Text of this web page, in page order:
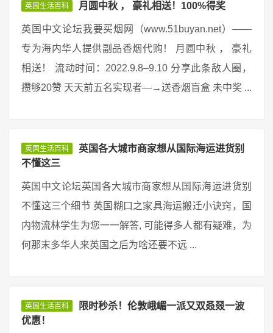
英国生活百科 月圆中秋 ， 豪礼相送！100%得奖
英国中文论坛我要买烟网（www.51buyan.net）——
专为海内华人提供副品香烟代购！ 月圆中秋 ， 豪礼
相送！ 流动时间：2022.9.8–9.10 分享此条敌人圈，
攒够20赞 天天前五名实现者—→送香烟盲盒 未中奖 ...
英国生活百科
英国各大城市商家想从国际海运进货别
不懂这三
英国中文论坛英国各大城市商家想从国际海运进货别
不懂这三个细节 英国糊口之家具海运搬迁小诀窍，国
内物流林学生为您一一解答, 可能得多人都有疑难，为
何那末多华人来英国之后为啥还要不远 ...
英国生活百科
限时秒杀！伦敦峨嵋一派又双叒叕一波
优惠！